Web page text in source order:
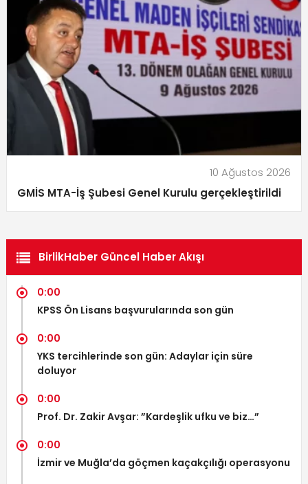
10 Ağustos 2026
GMİS MTA-İş Şubesi Genel Kurulu gerçekleştirildi
BirlikHaber Güncel Haber Akışı
0:00
KPSS Ön Lisans başvurularında son gün
0:00
YKS tercihlerinde son gün: Adaylar için süre
doluyor
0:00
Prof. Dr. Zakir Avşar: ”Kardeşlik ufku ve biz…”
0:00
İzmir ve Muğla’da göçmen kaçakçılığı operasyonu